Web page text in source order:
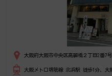
大阪府大阪市中央区高麗橋２丁目2番7号
大阪メトロ堺筋線 北浜駅 徒歩1分、